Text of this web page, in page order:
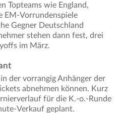
Topteams wie England,
EM-Vorrundenspiele
Gegner Deutschland
stehen dann fest, drei
im März.
der vorrangig Anhänger der
abnehmen können. Kurz
für die K.-o.-Runde
Verkauf geplant.